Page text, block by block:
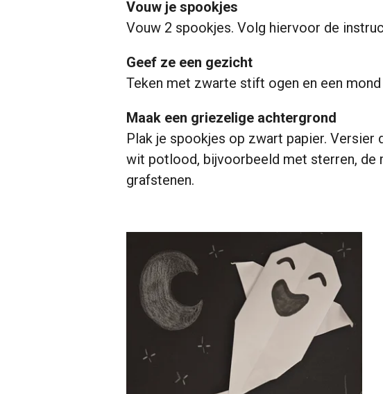
Vouw je spookjes
Vouw 2 spookjes. Volg hiervoor de
Geef ze een gezicht
Teken met zwarte stift ogen en een
Maak een griezelige achtergrond
Plak je spookjes op zwart papier. Versier
wit potlood, bijvoorbeeld met sterren, de
grafstenen.